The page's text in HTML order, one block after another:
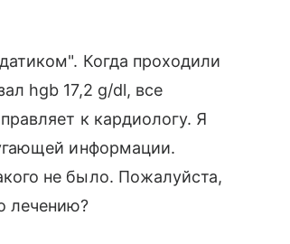
Когда проходили
hgb 17,2 g/dl, все
к кардиологу. Я
информации.
не было. Пожалуйста,
лечению?